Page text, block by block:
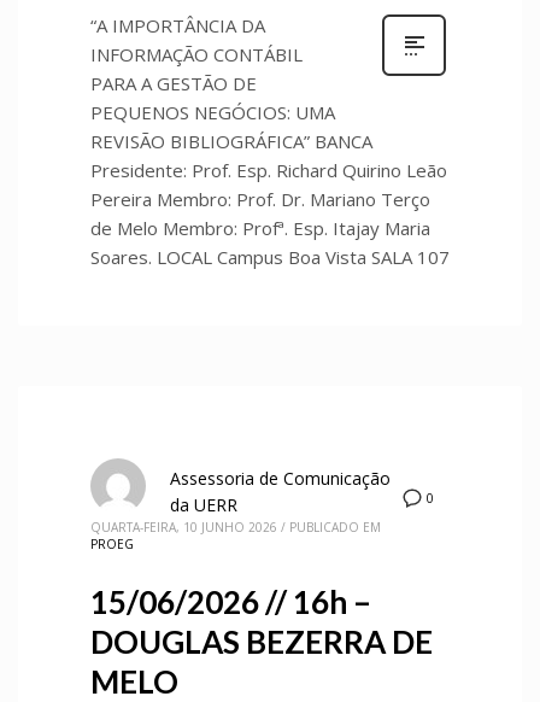
“A IMPORTÂNCIA DA
INFORMAÇÃO CONTÁBIL
PARA A GESTÃO DE
PEQUENOS NEGÓCIOS: UMA
REVISÃO BIBLIOGRÁFICA” BANCA
Presidente: Prof. Esp. Richard Quirino Leão
Pereira Membro: Prof. Dr. Mariano Terço
de Melo Membro: Profª. Esp. Itajay Maria
Soares. LOCAL Campus Boa Vista SALA 107
0
Assessoria de Comunicação
da UERR
QUARTA-FEIRA, 10 JUNHO 2026 / PUBLICADO EM
PROEG
15/06/2026 // 16h –
DOUGLAS BEZERRA DE
MELO